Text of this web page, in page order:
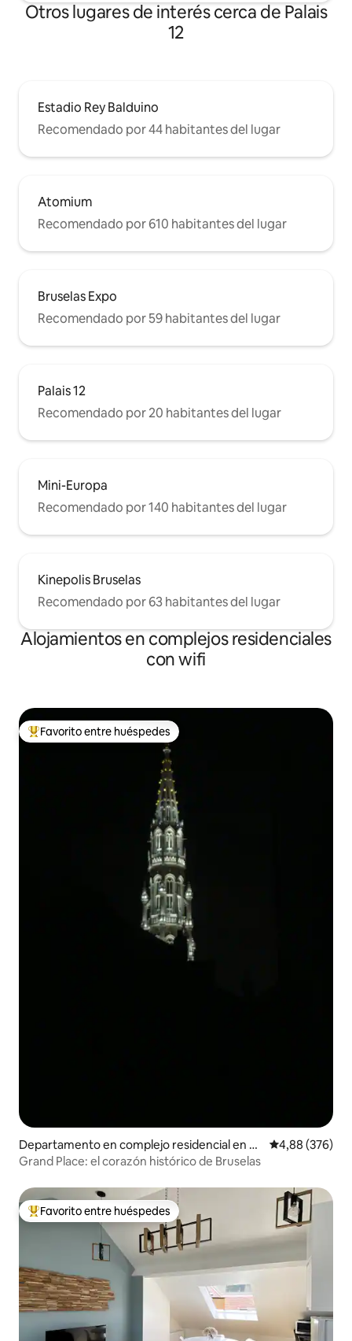
Otros lugares de interés cerca de Palais
12
Estadio Rey Balduino
Recomendado por 44 habitantes del lugar
Atomium
Recomendado por 610 habitantes del lugar
Bruselas Expo
Recomendado por 59 habitantes del lugar
Palais 12
Recomendado por 20 habitantes del lugar
Mini-Europa
Recomendado por 140 habitantes del lugar
Kinepolis Bruselas
Recomendado por 63 habitantes del lugar
Alojamientos en complejos residenciales
con wifi
Favorito entre los huéspedes más destacados
Favorito entre huéspedes
Departamento en complejo residencial en Br
uselas
Calificación
4,88 (376)
Grand Place: el corazón histórico de Bruselas
Favorito entre los huéspedes más destacados
Favorito entre huéspedes